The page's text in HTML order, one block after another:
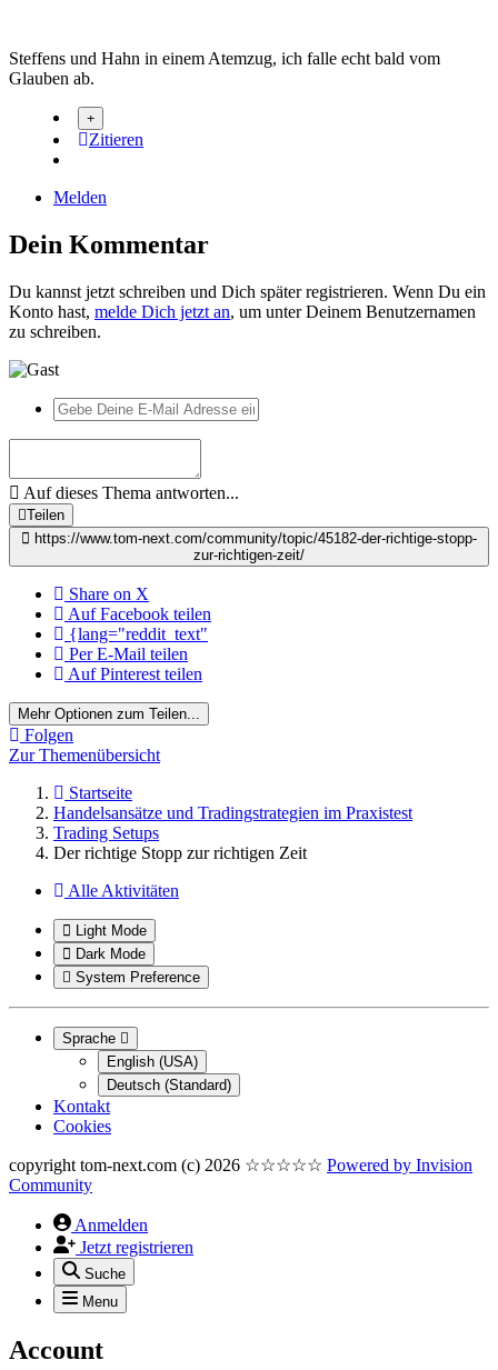
Steffens und Hahn in einem Atemzug, ich falle echt bald vom
Glauben ab.
Zitieren
Melden
Dein Kommentar
Du kannst jetzt schreiben und Dich später registrieren. Wenn Du ein
Konto hast, melde Dich jetzt an, um unter Deinem Benutzernamen
zu schreiben.
Auf dieses Thema antworten...
Teilen
https://www.tom-next.com/community/topic/45182-der-richtige-stopp-
zur-richtigen-zeit/
Share on X
Auf Facebook teilen
{lang="reddit_text"
Per E-Mail teilen
Auf Pinterest teilen
Mehr Optionen zum Teilen...
Folgen
Zur Themenübersicht
Startseite
Handelsansätze und Tradingstrategien im Praxistest
Trading Setups
Der richtige Stopp zur richtigen Zeit
Alle Aktivitäten
Light Mode
Dark Mode
System Preference
Sprache
English (USA)
Deutsch (Standard)
Kontakt
Cookies
copyright tom-next.com (c) 2026 ☆☆☆☆☆ Powered by Invision
Community
Anmelden
Jetzt registrieren
Suche
Menu
Account